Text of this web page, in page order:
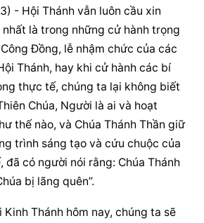
- Hội Thánh vẫn luôn cầu xin
nhất là trong những cử hành trọng
Đồng, lễ nhậm chức của các
Thánh, hay khi cử hành các bí
thực tế, chúng ta lại không biết
Chúa, Người là ai và hoạt
thế nào, và Chúa Thánh Thần giữ
trình sáng tạo và cứu chuộc của
đã có người nói rằng: Chúa Thánh
bị lãng quên”.
Kinh Thánh hôm nay, chúng ta sẽ